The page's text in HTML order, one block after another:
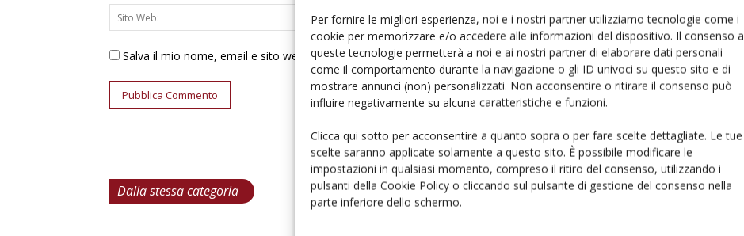
Per fornire le migliori esperienze, noi e i nostri partner utilizziamo tecnologie come i
cookie per memorizzare e/o accedere alle informazioni del dispositivo. Il consenso a
queste tecnologie permetterà a noi e ai nostri partner di elaborare dati personali
come il comportamento durante la navigazione o gli ID univoci su questo sito e di
mostrare annunci (non) personalizzati. Non acconsentire o ritirare il consenso può
influire negativamente su alcune caratteristiche e funzioni.
Clicca qui sotto per acconsentire a quanto sopra o per fare scelte dettagliate. Le tue
scelte saranno applicate solamente a questo sito. È possibile modificare le
impostazioni in qualsiasi momento, compreso il ritiro del consenso, utilizzando i
pulsanti della Cookie Policy o cliccando sul pulsante di gestione del consenso nella
parte inferiore dello schermo.
Salva il mio nome, email e sito web in questo browser per la prossima volta che commento.
Dalla stessa categoria